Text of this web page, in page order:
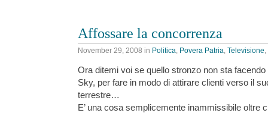
Affossare la concorrenza
November 29, 2008 in Politica, Povera Patria, Televisione,
Ora ditemi voi se quello stronzo non sta
Sky, per fare in modo di attirare clienti verso il
terrestre…
E’ una cosa semplicemente inammissibile oltre